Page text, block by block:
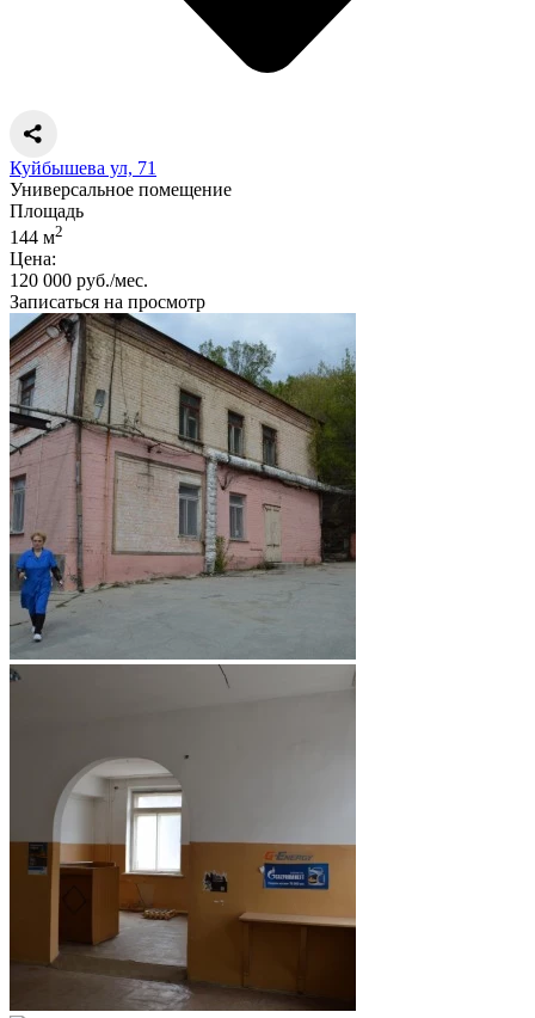
Куйбышева ул, 71
Универсальное помещение
Площадь
144 м2
Цена:
120 000 руб./мес.
Записаться на просмотр